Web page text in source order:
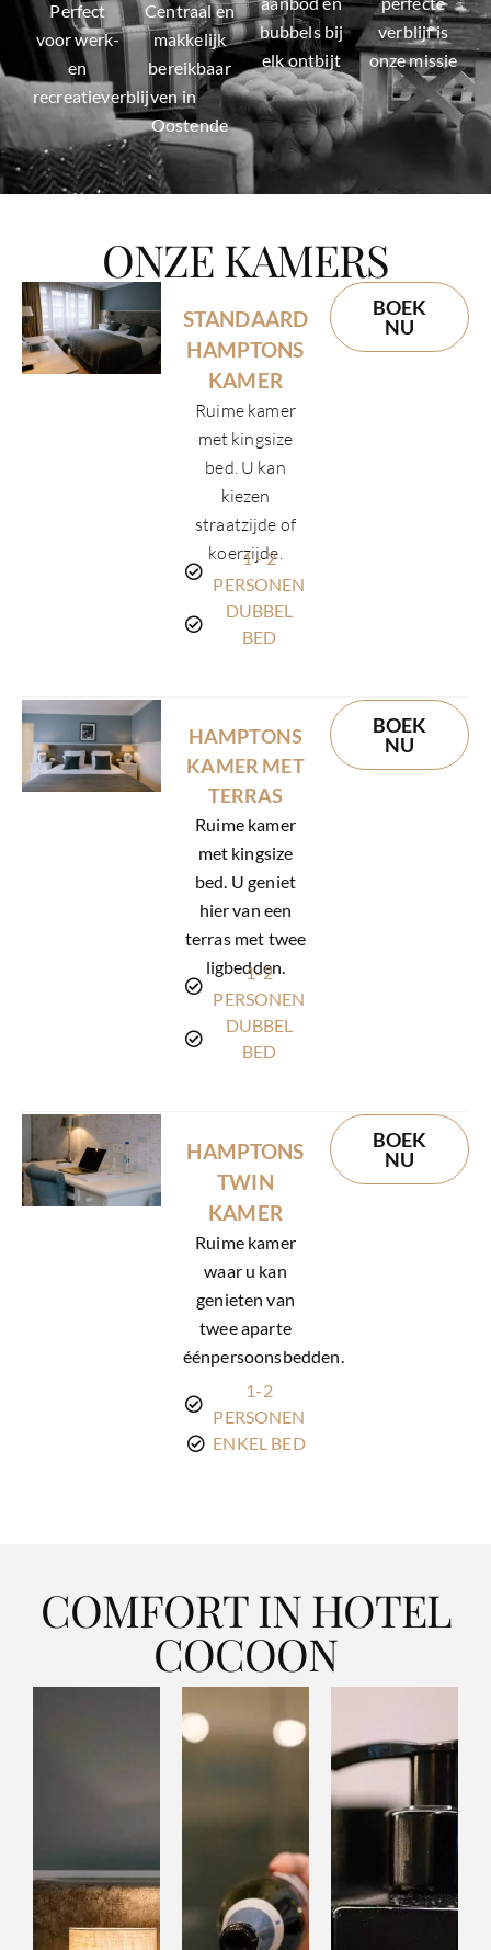
Perfect
voor werk-
en
recreatieverblijven
Centraal en
makkelijk
bereikbaar
in
Oostende
bubbels bij
elk ontbijt
verblijf is
onze missie
ONZE KAMERS
STANDAARD
HAMPTONS
KAMER
Ruime kamer
met kingsize
bed. U kan
kiezen
straatzijde of
koerzijde.
1 - 2
PERSONEN
DUBBEL
BED
BOEK
NU
HAMPTONS
KAMER MET
TERRAS
Ruime kamer
met kingsize
bed. U geniet
hier van een
terras met twee
ligbedden.
1-2
PERSONEN
DUBBEL
BED
BOEK
NU
HAMPTONS
TWIN
KAMER
Ruime kamer
waar u kan
genieten van
twee aparte
éénpersoonsbedden.
1-2
PERSONEN
ENKEL BED
BOEK
NU
COMFORT IN HOTEL
COCOON